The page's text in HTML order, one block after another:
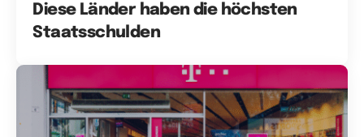
Diese Länder haben die höchsten
Staatsschulden